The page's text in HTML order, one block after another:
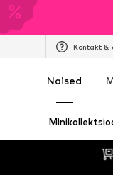
Kontakt &
Naised